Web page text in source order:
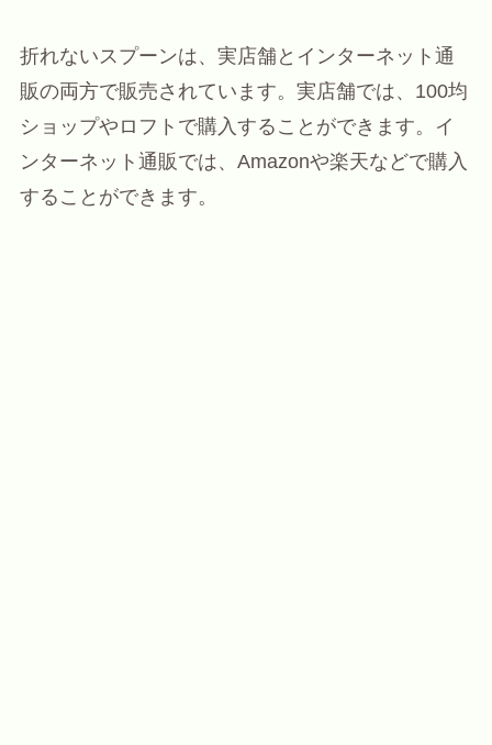
折れないスプーンは、実店舗とインターネット通
販の両方で販売されています。実店舗では、100均
ショップやロフトで購入することができます。イ
ンターネット通販では、Amazonや楽天などで購入
することができます。